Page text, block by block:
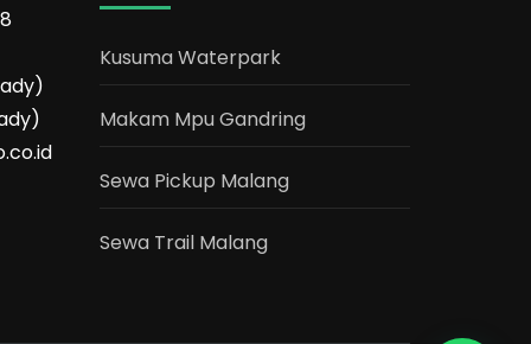
Kusuma Waterpark
Makam Mpu Gandring
Sewa Pickup Malang
Sewa Trail Malang